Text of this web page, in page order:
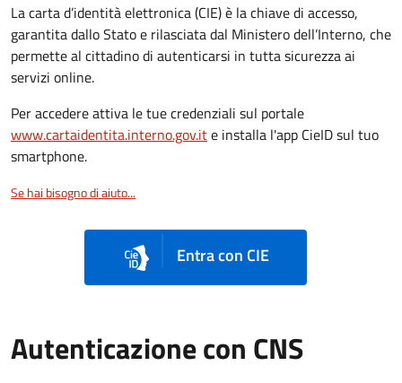
La carta d’identità elettronica (CIE) è la chiave di accesso,
garantita dallo Stato e rilasciata dal Ministero dell’Interno, che
permette al cittadino di autenticarsi in tutta sicurezza ai
servizi online.
Per accedere attiva le tue credenziali sul portale
www.cartaidentita.interno.gov.ite installa l'app CieID sul tuo
smartphone.
Se hai bisogno di aiuto...
Entra con CIE
Autenticazione con CNS